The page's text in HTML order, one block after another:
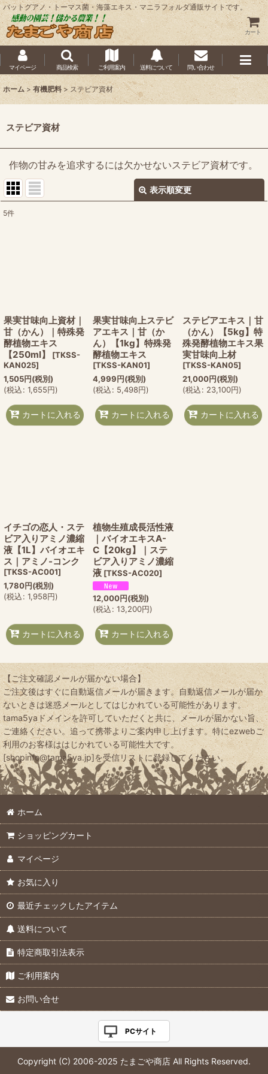
バットグアノ・トーマス菌・海藻エキス・マニラフォルダ通販サイトです。
カート
マイページ 商品検索 ご利用案内 送料について 問い合わせ
ホーム > 有機肥料 > ステビア資材
ステビア資材
作物の甘みを追求するには欠かせないステビア資材です。
表示順変更
5件
果実甘味向上資材｜
甘（かん）｜特殊発
酵植物エキス
【250ml】
[TKSS-
KAN025]
1,505円(税別)
(税込: 1,655円)
カートに入れる
果実甘味向上ステビ
アエキス｜甘（か
ん）【1kg】特殊発
酵植物エキス
[TKSS-KAN01]
4,999円(税別)
(税込: 5,498円)
カートに入れる
ステビアエキス｜甘
（かん）【5kg】特
殊発酵植物エキス果
実甘味向上材
[TKSS-KAN05]
21,000円(税別)
(税込: 23,100円)
カートに入れる
イチゴの恋人・ステ
ビア入りアミノ濃縮
液【1L】バイオエキ
ス｜アミノ-コンク
[TKSS-AC001]
1,780円(税別)
(税込: 1,958円)
カートに入れる
植物生殖成長活性液
｜バイオエキスA-
C【20kg】｜ステ
ビア入りアミノ濃縮
液 [TKSS-AC020]
12,000円(税別)
(税込: 13,200円)
カートに入れる
【ご注文確認メールが届かない場合】
ご注文後はすぐに自動返信メールが届きます。自動返信メールが届か
ないときは迷惑メールとしてはじかれている可能性があります。
tama5yaドメインを許可していただくと共に、メールが届かない旨、
ご連絡ください。追って携帯よりご案内申し上げます。特にezwebご
利用のお客様ははじかれている可能性大です。
[shopinfo@tama5ya.jp]を受信リストに登録してください。
ホーム
ショッピングカート
マイページ
お気に入り
最近チェックしたアイテム
送料について
特定商取引法表示
ご利用案内
お問い合せ
PCサイト
Copyright (C) 2006-2025 たまごや商店 All Rights Reserved.